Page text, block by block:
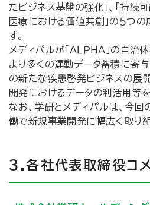
たビジネス基盤の強化」、「持続
医療における価値共創」の５つ
す。
メディパルが「ＡＬＰＨＡ」の自治
より多くの運動データ蓄積に寄
の新たな疾患啓発ビジネスの展
開発におけるデータの利活用等
なお、学研とメディパルは、今
働で新規事業開発に幅広く取り組
３.各社代表取締役コ